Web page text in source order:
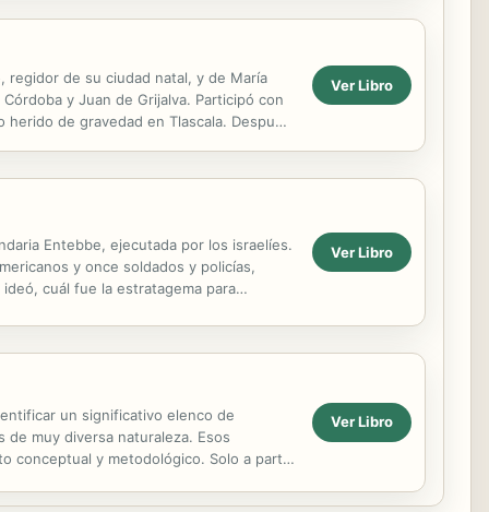
regidor de su ciudad natal, y de María
y Juan de Grijalva. Participó con
de gravedad en Tlascala. Después
Ver Libro
Entebbe, ejecutada por los israelíes.
y once soldados y policías,
cuál fue la estratagema para
Ver Libro
un significativo elenco de
muy diversa naturaleza. Esos
conceptual y metodológico. Solo a partir
Ver Libro